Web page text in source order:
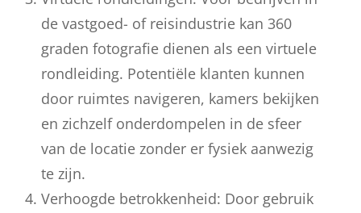
de vastgoed- of reisindustrie kan 360
graden fotografie dienen als een virtuele
rondleiding. Potentiële klanten kunnen
door ruimtes navigeren, kamers bekijken
en zichzelf onderdompelen in de sfeer
van de locatie zonder er fysiek aanwezig
te zijn.
Verhoogde betrokkenheid: Door gebruik